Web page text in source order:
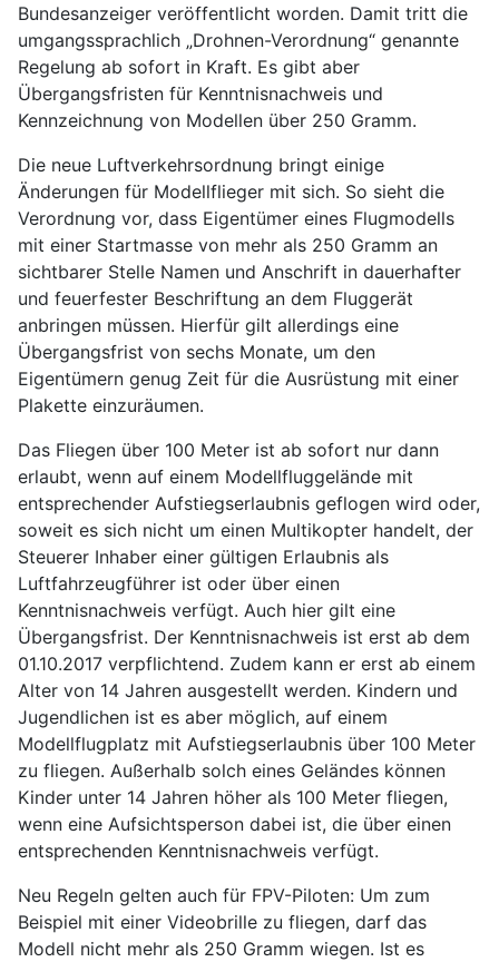
Bundesanzeiger veröffentlicht worden. Damit tritt die
umgangssprachlich „Drohnen-Verordnung“ genannte
Regelung ab sofort in Kraft. Es gibt aber
Übergangsfristen für Kenntnisnachweis und
Kennzeichnung von Modellen über 250 Gramm.
Die neue Luftverkehrsordnung bringt einige
Änderungen für Modellflieger mit sich. So sieht die
Verordnung vor, dass Eigentümer eines Flugmodells
mit einer Startmasse von mehr als 250 Gramm an
sichtbarer Stelle Namen und Anschrift in dauerhafter
und feuerfester Beschriftung an dem Fluggerät
anbringen müssen. Hierfür gilt allerdings eine
Übergangsfrist von sechs Monate, um den
Eigentümern genug Zeit für die Ausrüstung mit einer
Plakette einzuräumen.
Das Fliegen über 100 Meter ist ab sofort nur dann
erlaubt, wenn auf einem Modellfluggelände mit
entsprechender Aufstiegserlaubnis geflogen wird oder,
soweit es sich nicht um einen Multikopter handelt, der
Steuerer Inhaber einer gültigen Erlaubnis als
Luftfahrzeugführer ist oder über einen
Kenntnisnachweis verfügt. Auch hier gilt eine
Übergangsfrist. Der Kenntnisnachweis ist erst ab dem
01.10.2017 verpflichtend. Zudem kann er erst ab einem
Alter von 14 Jahren ausgestellt werden. Kindern und
Jugendlichen ist es aber möglich, auf einem
Modellflugplatz mit Aufstiegserlaubnis über 100 Meter
zu fliegen. Außerhalb solch eines Geländes können
Kinder unter 14 Jahren höher als 100 Meter fliegen,
wenn eine Aufsichtsperson dabei ist, die über einen
entsprechenden Kenntnisnachweis verfügt.
Neu Regeln gelten auch für FPV-Piloten: Um zum
Beispiel mit einer Videobrille zu fliegen, darf das
Modell nicht mehr als 250 Gramm wiegen. Ist es